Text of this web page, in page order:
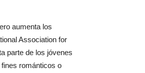
aumenta los
Association for
parte de los jóvenes
románticos o